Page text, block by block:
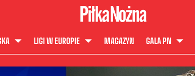
LIGI W EUROPIE MAGAZYN GALA PN